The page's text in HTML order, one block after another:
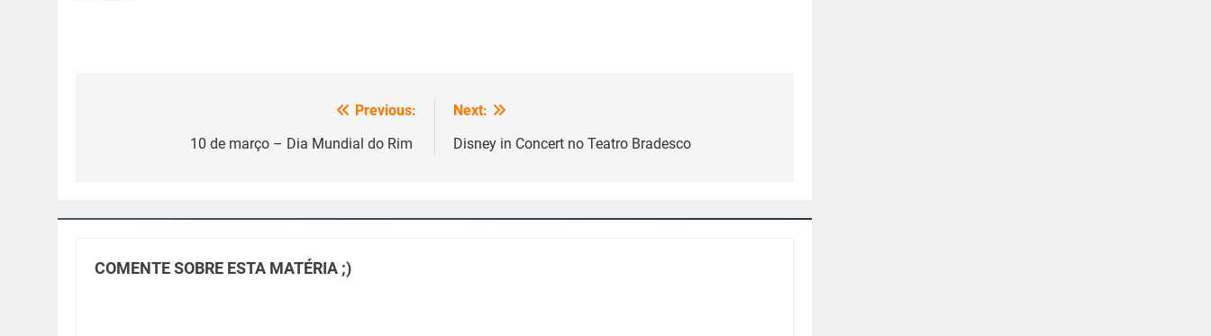
Previous:
10 de março – Dia Mundial do Rim
Next:
Disney in Concert no Teatro Bradesco
COMENTE SOBRE ESTA MATÉRIA ;)